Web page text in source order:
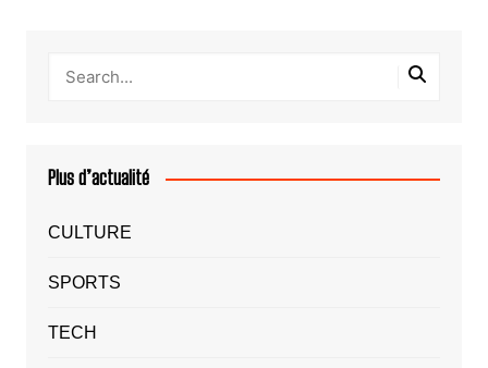
Plus d’actualité
CULTURE
SPORTS
TECH